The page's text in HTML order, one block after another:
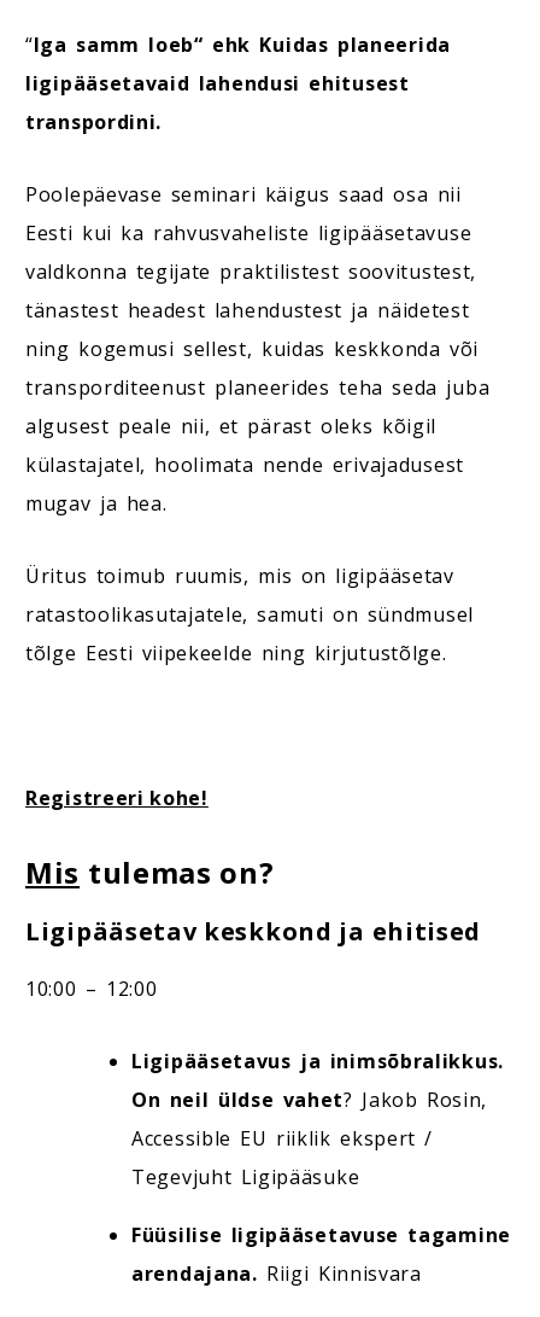
“Iga samm loeb“ ehk Kuidas planeerida
ligipääsetavaid lahendusi ehitusest
transpordini.
Poolepäevase seminari käigus saad osa nii
Eesti kui ka rahvusvaheliste ligipääsetavuse
valdkonna tegijate praktilistest soovitustest,
tänastest headest lahendustest ja näidetest
ning kogemusi sellest, kuidas keskkonda või
transporditeenust planeerides teha seda juba
algusest peale nii, et pärast oleks kõigil
külastajatel, hoolimata nende erivajadusest
mugav ja hea.
Üritus toimub ruumis, mis on ligipääsetav
ratastoolikasutajatele, samuti on sündmusel
tõlge Eesti viipekeelde ning kirjutustõlge.
Registreeri kohe!
Mis tulemas on?
Ligipääsetav keskkond ja ehitised
10:00 – 12:00
Ligipääsetavus ja inimsõbralikkus.
On neil üldse vahet? Jakob Rosin,
Accessible EU riiklik ekspert /
Tegevjuht Ligipääsuke
Füüsilise ligipääsetavuse tagamine
arendajana. Riigi Kinnisvara